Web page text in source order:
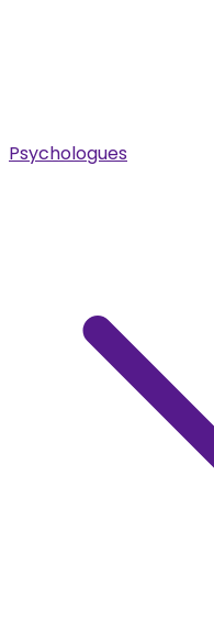
Psychologues